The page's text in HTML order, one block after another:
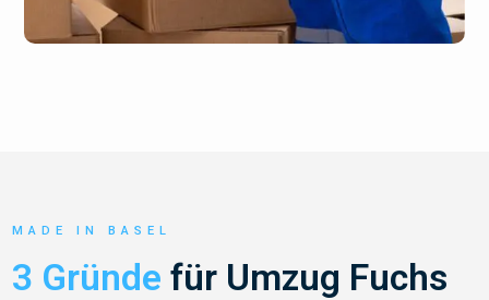
MADE IN BASEL
3 Gründe für Umzug Fuchs